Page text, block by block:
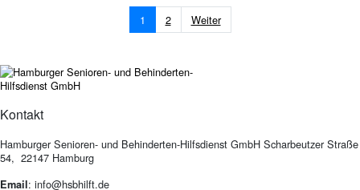
1 2 Weiter
Kontakt
Hamburger Senioren- und Behinderten-Hilfsdienst GmbH Scharbeutzer Straße
54, 22147 Hamburg
Email: info@hsbhilft.de